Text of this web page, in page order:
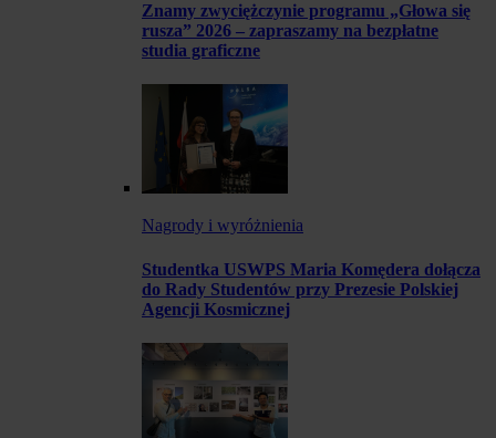
Znamy zwyciężczynie programu „Głowa się
rusza” 2026 – zapraszamy na bezpłatne
studia graficzne
Nagrody i wyróżnienia
Studentka USWPS Maria Komędera dołącza
do Rady Studentów przy Prezesie Polskiej
Agencji Kosmicznej